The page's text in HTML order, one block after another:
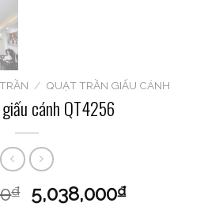
/ QUẠT TRẦN GIẤU CÁNH
cánh QT4256
₫ 5,038,000₫